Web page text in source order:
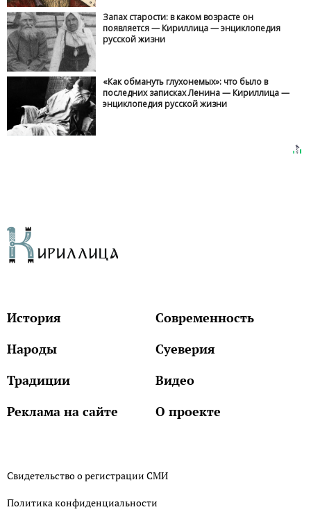
Запах старости: в каком возрасте он
появляется — Кириллица — энциклопедия
русской жизни
«Как обмануть глухонемых»: что было в
последних записках Ленина — Кириллица —
энциклопедия русской жизни
История
Современность
Народы
Суеверия
Традиции
Видео
Реклама на сайте
О проекте
Свидетельство о регистрации СМИ
Политика конфиденциальности